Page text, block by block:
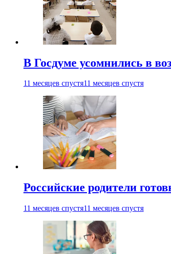
В Госдуме усомнились в
11 месяцев спустя11 месяцев спустя
Российские родители
11 месяцев спустя11 месяцев спустя